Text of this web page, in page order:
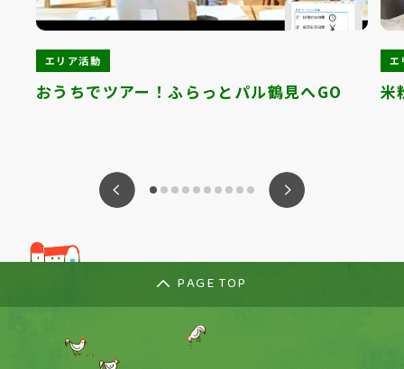
エリア活動
おうちでツアー！ふらっとパル鶴見へGO
エ
米
PAGE TOP